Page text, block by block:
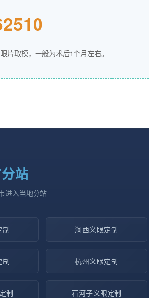
片取模，一般为术后1个月左右。
站
进入当地分站
制 涧西义眼定制
制 杭州义眼定制
制 石河子义眼定制